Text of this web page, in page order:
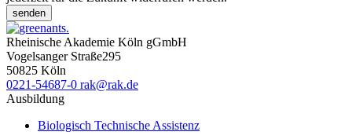
senden
Rheinische Akademie Köln gGmbH
Vogelsanger Straße295
50825 Köln
0221-54687-0 rak@rak.de
Ausbildung
Biologisch Technische Assistenz